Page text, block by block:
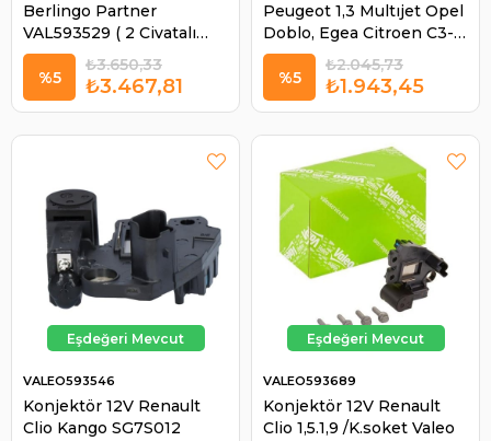
Berlingo Partner
VAL593529 ( 2 Civatalı
Yüksek ) | VALEO 593529
₺3.467,81
₺3.650,33
%5
Peugeot 1,3 Multıjet Opel
Doblo, Egea Citroen C3-
C4-C5 Peu 206-307
Partner Hyundai Accent
V593532 | VALEO 593532
₺1.943,45
₺2.045,73
%5
Konjektör 12V Renault
Clio Kango SG7S012
VALEO593546
Konjektör 12V Renault
Clio 1,5.1,9 /K.soket Valeo
VALEO593689